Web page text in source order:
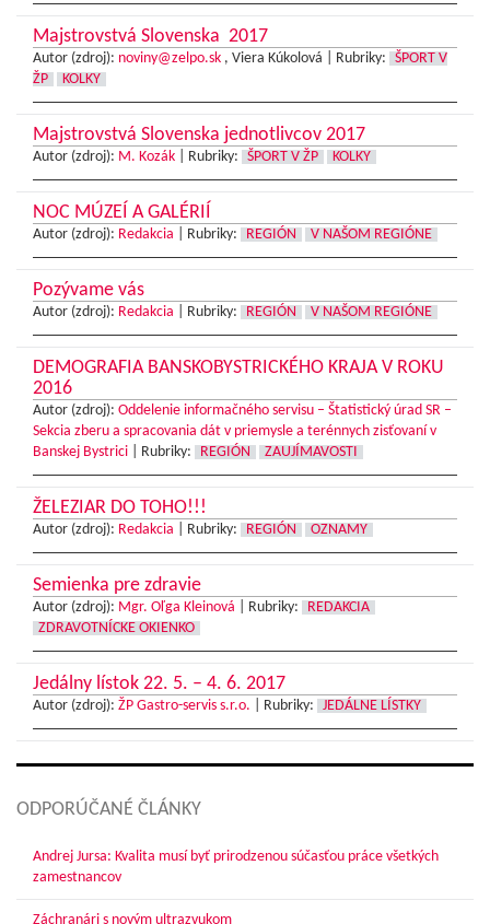
Majstrovstvá Slovenska 2017
Autor (zdroj): noviny@zelpo.sk , Viera Kúkolová | Rubriky:
ŠPORT V
ŽP
KOLKY
Majstrovstvá Slovenska jednotlivcov 2017
Autor (zdroj): M. Kozák Rubriky: ŠPORT V ŽP KOLKY
NOC MÚZEÍ A GALÉRIÍ
Autor (zdroj): Redakcia Rubriky: REGIÓN V NAŠOM REGIÓNE
Pozývame vás
Autor (zdroj): Redakcia Rubriky: REGIÓN V NAŠOM REGIÓNE
DEMOGRAFIA BANSKOBYSTRICKÉHO KRAJA V ROKU
2016
Autor (zdroj): Oddelenie informačného servisu – Štatistický úrad SR –
Sekcia zberu a spracovania dát v priemysle a terénnych zisťovaní v
Banskej Bystrici
Rubriky: REGIÓN ZAUJÍMAVOSTI
ŽELEZIAR DO TOHO!!!
Autor (zdroj): Redakcia Rubriky: REGIÓN OZNAMY
Semienka pre zdravie
Autor (zdroj): Mgr. Oľga Kleinová Rubriky:
REDAKCIA
ZDRAVOTNÍCKE OKIENKO
Jedálny lístok 22. 5. – 4. 6. 2017
Autor (zdroj): ŽP Gastro-servis s.r.o. Rubriky: JEDÁLNE LÍSTKY
ODPORÚČANÉ ČLÁNKY
Andrej Jursa: Kvalita musí byť prirodzenou súčasťou práce všetkých
zamestnancov
Záchranári s novým ultrazvukom